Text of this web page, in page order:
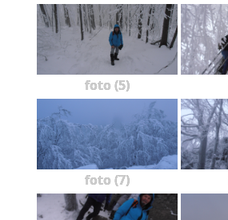
foto (5)
foto (7)